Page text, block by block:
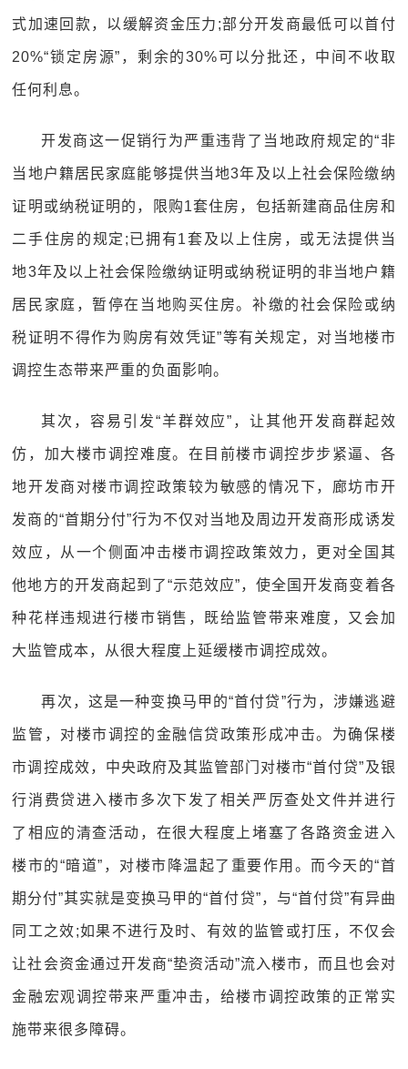
式加速回款，以缓解资金压力;部分开发商最低可以首付
20%“锁定房源”，剩余的30%可以分批还，中间不收取
任何利息。
开发商这一促销行为严重违背了当地政府规定的“非
当地户籍居民家庭能够提供当地3年及以上社会保险缴纳
证明或纳税证明的，限购1套住房，包括新建商品住房和
二手住房的规定;已拥有1套及以上住房，或无法提供当
地3年及以上社会保险缴纳证明或纳税证明的非当地户籍
居民家庭，暂停在当地购买住房。补缴的社会保险或纳
税证明不得作为购房有效凭证”等有关规定，对当地楼市
调控生态带来严重的负面影响。
其次，容易引发“羊群效应”，让其他开发商群起效
仿，加大楼市调控难度。在目前楼市调控步步紧逼、各
地开发商对楼市调控政策较为敏感的情况下，廊坊市开
发商的“首期分付”行为不仅对当地及周边开发商形成诱发
效应，从一个侧面冲击楼市调控政策效力，更对全国其
他地方的开发商起到了“示范效应”，使全国开发商变着各
种花样违规进行楼市销售，既给监管带来难度，又会加
大监管成本，从很大程度上延缓楼市调控成效。
再次，这是一种变换马甲的“首付贷”行为，涉嫌逃避
监管，对楼市调控的金融信贷政策形成冲击。为确保楼
市调控成效，中央政府及其监管部门对楼市“首付贷”及银
行消费贷进入楼市多次下发了相关严厉查处文件并进行
了相应的清查活动，在很大程度上堵塞了各路资金进入
楼市的“暗道”，对楼市降温起了重要作用。而今天的“首
期分付”其实就是变换马甲的“首付贷”，与“首付贷”有异曲
同工之效;如果不进行及时、有效的监管或打压，不仅会
让社会资金通过开发商“垫资活动”流入楼市，而且也会对
金融宏观调控带来严重冲击，给楼市调控政策的正常实
施带来很多障碍。